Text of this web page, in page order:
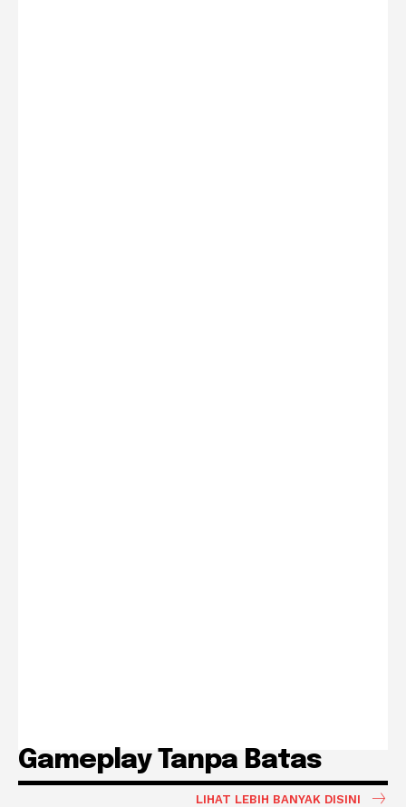
Gameplay Tanpa Batas
LIHAT LEBIH BANYAK DISINI